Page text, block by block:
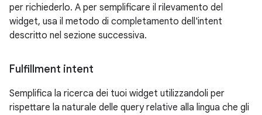
per richiederlo. A per semplificare il rilevamento del
widget, usa il metodo di completamento dell'intent
descritto nel sezione successiva.
Fulfillment intent
Semplifica la ricerca dei tuoi widget utilizzandoli per
rispettare la naturale delle query relative alla lingua che gli